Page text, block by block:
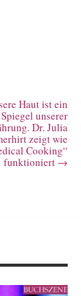
Haut ist ein
Spiegel unserer
Dr. Julia
zeigt wie
Cooking“
funktioniert→